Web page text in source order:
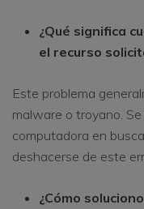
¿Qué significa
el recurso
Este problema
malware o troyano.
computadora en
deshacerse de este
¿Cómo